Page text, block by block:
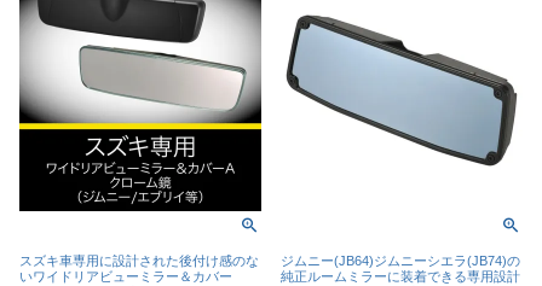
スズキ車専用に設計された後付け感のな
いワイドリアビューミラー＆カバー
ジムニー(JB64)ジムニーシエラ(JB74)の
純正ルームミラーに装着できる専用設計